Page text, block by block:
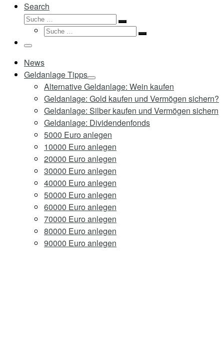
Search
Suche
Suche
Suche
Suche
Menü
News
Geldanlage Tipps
Alternative Geldanlage: Wein kaufen
Geldanlage: Gold kaufen und Vermögen sichern?
Geldanlage: Silber kaufen und Vermögen sichern
Geldanlage: Dividendenfonds
5000 Euro anlegen
10000 Euro anlegen
20000 Euro anlegen
30000 Euro anlegen
40000 Euro anlegen
50000 Euro anlegen
60000 Euro anlegen
70000 Euro anlegen
80000 Euro anlegen
90000 Euro anlegen